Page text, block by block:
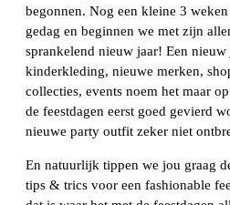
begonnen. Nog een kleine 3
gedag en beginnen we met zijn
sprankelend nieuw jaar! Een
kinderkleding, nieuwe merken,
collecties, events noem het maar
de feestdagen eerst goed gevierd
nieuwe party outfit zeker niet
En natuurlijk tippen we jou graag
tips & trics voor een fashionable